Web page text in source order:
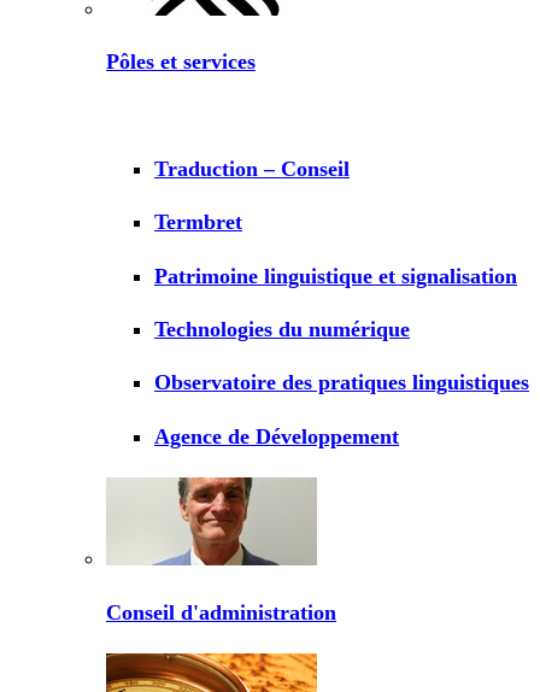
Pôles et services
Traduction – Conseil
Termbret
Patrimoine linguistique et signalisation
Technologies du numérique
Observatoire des pratiques linguistiques
Agence de Développement
Conseil d'administration